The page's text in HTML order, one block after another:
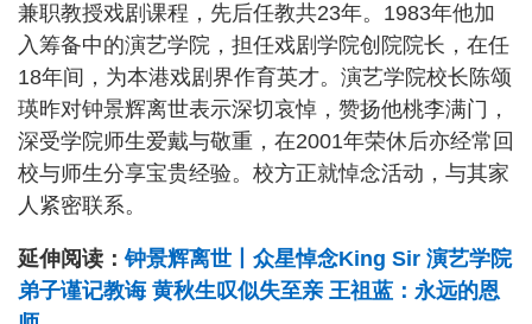
兼职教授戏剧课程，先后任教共23年。1983年他加
入筹备中的演艺学院，担任戏剧学院创院院长，在任
18年间，为本港戏剧界作育英才。演艺学院校长陈颂
瑛昨对钟景辉离世表示深切哀悼，赞扬他桃李满门，
深受学院师生爱戴与敬重，在2001年荣休后亦经常回
校与师生分享宝贵经验。校方正就悼念活动，与其家
人紧密联系。
延伸阅读：钟景辉离世丨众星悼念King Sir 演艺学院
弟子谨记教诲 黄秋生叹似失至亲 王祖蓝：永远的恩